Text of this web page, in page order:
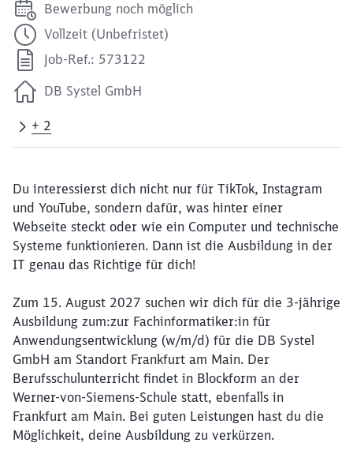
Bewerbung noch möglich
Vollzeit (Unbefristet)
Job-Ref.: 573122
DB Systel GmbH
+ 2
Du interessierst dich nicht nur für TikTok, Instagram
und YouTube, sondern dafür, was hinter einer
Webseite steckt oder wie ein Computer und technische
Systeme funktionieren. Dann ist die Ausbildung in der
IT genau das Richtige für dich!
Zum 15. August 2027 suchen wir dich für die 3-jährige
Ausbildung zum:zur Fachinformatiker:in für
Anwendungsentwicklung (w/m/d) für die DB Systel
GmbH am Standort Frankfurt am Main. Der
Berufsschulunterricht findet in Blockform an der
Werner-von-Siemens-Schule statt, ebenfalls in
Frankfurt am Main. Bei guten Leistungen hast du die
Möglichkeit, deine Ausbildung zu verkürzen.